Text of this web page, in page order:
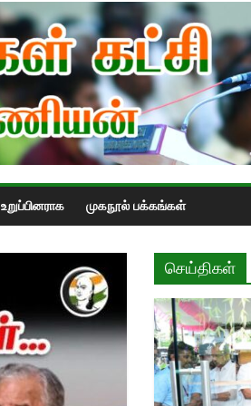
உறுப்பினராக முகநூல் பக்கங்கள்
செய்திகள்